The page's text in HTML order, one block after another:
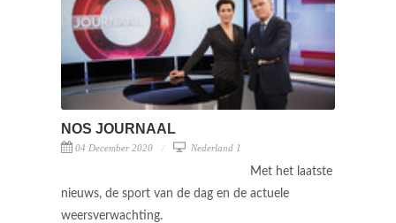
NOS JOURNAAL
04 December 2020 Nederland 1
Met het laatste
nieuws, de sport van de dag en de actuele
weersverwachting.